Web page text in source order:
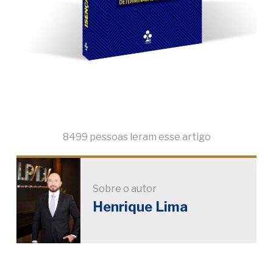
8499 pessoas leram esse artigo
Sobre o autor
Henrique Lima